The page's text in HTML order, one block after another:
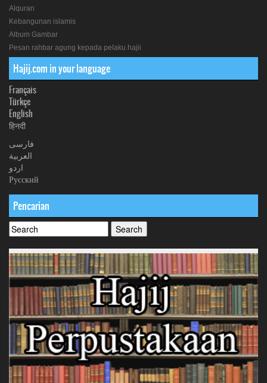
Alquran
Kebangunan islamis
Album Gambar
Pesan rahbar agung kepada pelaku hajii
Hajij.com in your language
Français
Türkçe
English
हिनदी
فارسی
العربیة
اردو
Русский
Pencarian